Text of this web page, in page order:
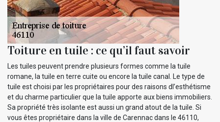
Toiture en tuile : ce qu’il faut savoir
Les tuiles peuvent prendre plusieurs formes comme la tuile
romane, la tuile en terre cuite ou encore la tuile canal. Le type de
tuile est choisi par les propriétaires pour des raisons dl’esthétisme
et du charme particulier que la tuile apporte aux biens immobiliers.
Sa propriété très isolante est aussi un grand atout de la tuile. Si
vous êtes propriétaire dans la ville de Carennac dans le 46110,